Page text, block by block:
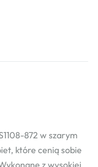
872 w szarym
które cenią sobie